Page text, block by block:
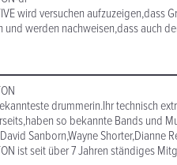
wird versuchen
und werden nachweisen,dass auch
drummerin.Ihr technisch
so bekannte Bands und
Sanborn,Wayne Shorter,Dianne
ist seit über 7 Jahren ständiges